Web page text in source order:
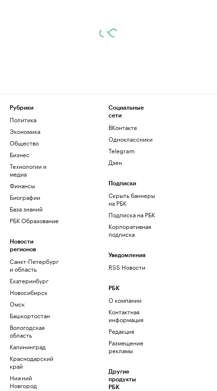
Рубрики
Политика
Экономика
Общество
Бизнес
Технологии и
медиа
Финансы
Биографии
База знаний
РБК Образование
Новости
регионов
Санкт-Петербург
и область
Екатеринбург
Новосибирск
Омск
Башкортостан
Вологодская
область
Калининград
Краснодарский
край
Нижний
Новгород
Социальные
сети
ВКонтакте
Одноклассники
Telegram
Дзен
Подписки
Скрыть баннеры
на РБК
Подписка на РБК
Корпоративная
подписка
Уведомления
RSS Новости
РБК
О компании
Контактная
информация
Редакция
Размещение
рекламы
Другие
продукты
РБК